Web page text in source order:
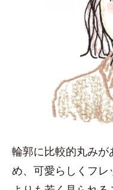
輪郭に比較的丸み
め、可愛らしくフ